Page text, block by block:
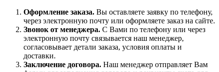
Оформление заказа. Вы оставляете заявку по телефону,
через электронную почту или оформляете заказ на сайте.
Звонок от менеджера. С Вами по телефону или через
электронную почту связывается наш менеджер,
согласовывает детали заказа, условия оплаты и
доставки.
Заключение договора. Наш менеджер отправляет Вам